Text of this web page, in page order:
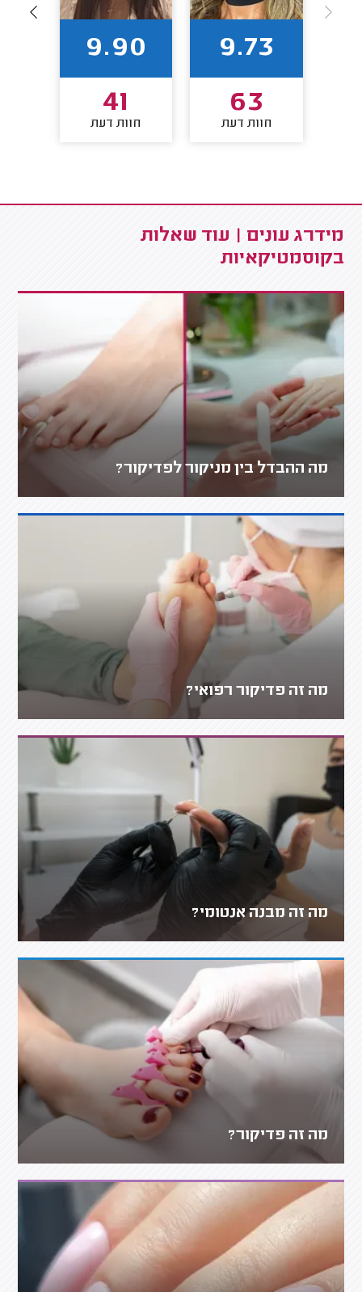
9.73
63
חוות דעת
9.90
41
חוות דעת
מידרג עונים | עוד שאלות
בקוסמטיקאיות
מה ההבדל בין מניקור לפדיקור?
מה זה פדיקור רפואי?
מה זה מבנה אנטומי?
מה זה פדיקור?